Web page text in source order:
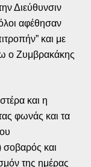
Διεύθυνσιν
αφέθησαν
και με
ο Ζυμβρακάκης
και η
φωνάς και τα
σοβαρός και
της ημέρας